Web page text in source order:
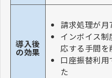
導入後
の効果
請求処理が
インボイス
応する手間を
口座振替利
た